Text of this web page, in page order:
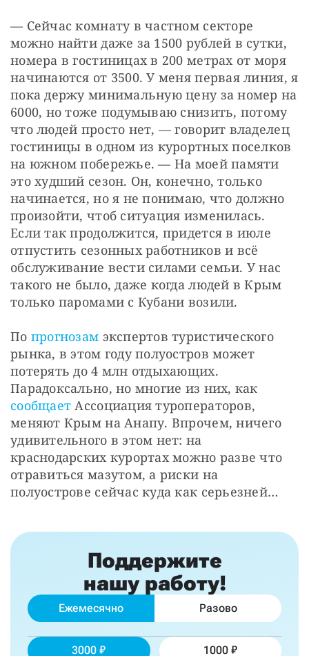
— Сейчас комнату в частном секторе
можно найти даже за 1500 рублей в сутки,
номера в гостиницах в 200 метрах от моря
начинаются от 3500. У меня первая линия, я
пока держу минимальную цену за номер на
6000, но тоже подумываю снизить, потому
что людей просто нет, — говорит владелец
гостиницы в одном из курортных поселков
на южном побережье. — На моей памяти
это худший сезон. Он, конечно, только
начинается, но я не понимаю, что должно
произойти, чтоб ситуация изменилась.
Если так продолжится, придется в июле
отпустить сезонных работников и всё
обслуживание вести силами семьи. У нас
такого не было, даже когда людей в Крым
только паромами с Кубани возили.
По прогнозам экспертов туристического
рынка, в этом году полуостров может
потерять до 4 млн отдыхающих.
сообщает Ассоциация туроператоров,
меняют Крым на Анапу. Впрочем, ничего
удивительного в этом нет: на
краснодарских курортах можно разве что
отравиться мазутом, а риски на
полуострове сейчас куда как серьезней…
Поддержите
нашу работу!
Ежемесячно Разово
3000 1000